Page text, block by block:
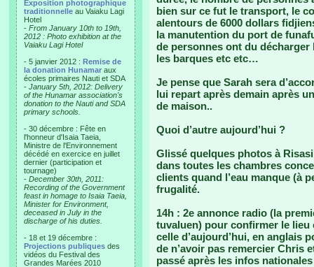
Exposition photographique
traditionnelle au Vaiaku Lagi
Hotel
- From January 10th to 19th,
2012 : Photo exhibition at the
Vaiaku Lagi Hotel
- 5 janvier 2012 : Remise de
la donation Hunamar aux
écoles primaires Nauti et SDA
- January 5th, 2012: Delivery
of the Hunamar association's
donation to the Nauti and SDA
primary schools.
- 30 décembre : Fête en
l'honneur d'Isaia Taeia,
Ministre de l'Environnement
décédé en exercice en juillet
dernier (participation et
tournage)
- December 30th, 2011:
Recording of the Government
feast in homage to Isaia Taeia,
Minister for Environment,
deceased in July in the
discharge of his duties.
- 18 et 19 décembre :
Projections publiques des
vidéos du Festival des
Grandes Marées 2010
bien sur ce fut le transport, le
alentours de 6000 dollars
la manutention du port de
de personnes ont du
les barques etc etc…
Je pense que Sarah sera
lui repart après demain après
de maison..
Quoi d’autre aujourd’hui ?
Glissé quelques photos à
dans toutes les chambres
clients quand l’eau manque (à
frugalité.
14h : 2e annonce radio (la
tuvaluen) pour confirmer le lieu
celle d’aujourd’hui, en anglais
de n’avoir pas remercier Chris
passé après les infos